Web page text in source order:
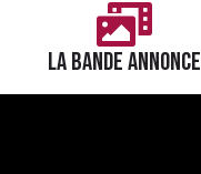
LA BANDE ANNONCE